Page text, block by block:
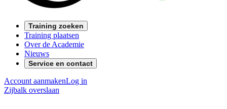
Training zoeken
Training plaatsen
Over de Academie
Nieuws
Service en contact
Account aanmakenLog in
Zijbalk overslaan